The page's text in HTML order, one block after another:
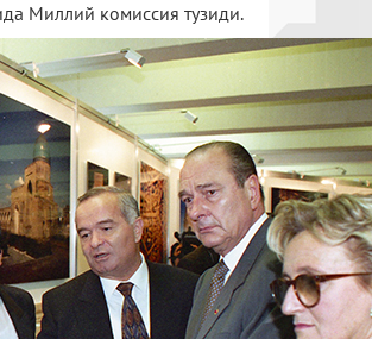
Миллий комиссия тузиди.